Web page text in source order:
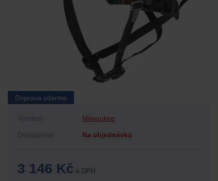
Doprava zdarma
3 146 Kč s DPH
Dostupnost: Na objednávku
Výrobce: Milwaukee